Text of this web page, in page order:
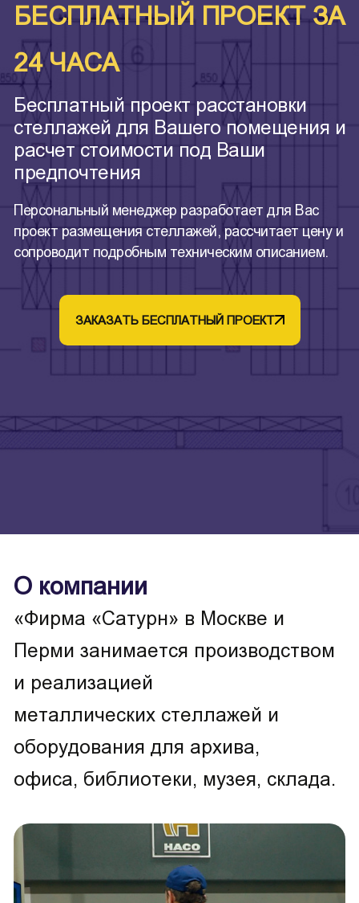
БЕСПЛАТНЫЙ ПРОЕКТ ЗА
24 ЧАСА
Бесплатный проект расстановки
стеллажей для Вашего помещения и
расчет стоимости под Ваши
предпочтения
Персональный менеджер разработает для Вас
проект размещения стеллажей, рассчитает цену и
сопроводит подробным техническим описанием.
ЗАКАЗАТЬ БЕСПЛАТНЫЙ ПРОЕКТ
О компании
«Фирма «Сатурн» в Москве и
Перми занимается производством
и реализацией
металлических стеллажей и
оборудования для архива,
офиса, библиотеки, музея, склада.